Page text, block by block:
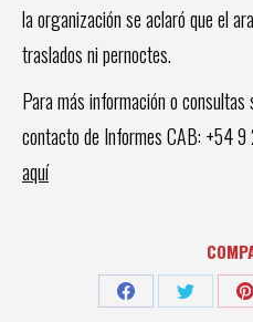
la organización se aclaró que el
traslados ni pernoctes.
Para más información o consultas
contacto de Informes CAB: +54
aquí
Share
Share